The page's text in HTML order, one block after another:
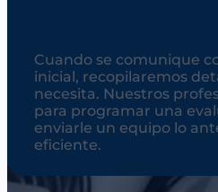
Cuando se comunique
inicial, recopilaremos
necesita. Nuestros
para programar una
enviarle un equipo lo
eficiente.